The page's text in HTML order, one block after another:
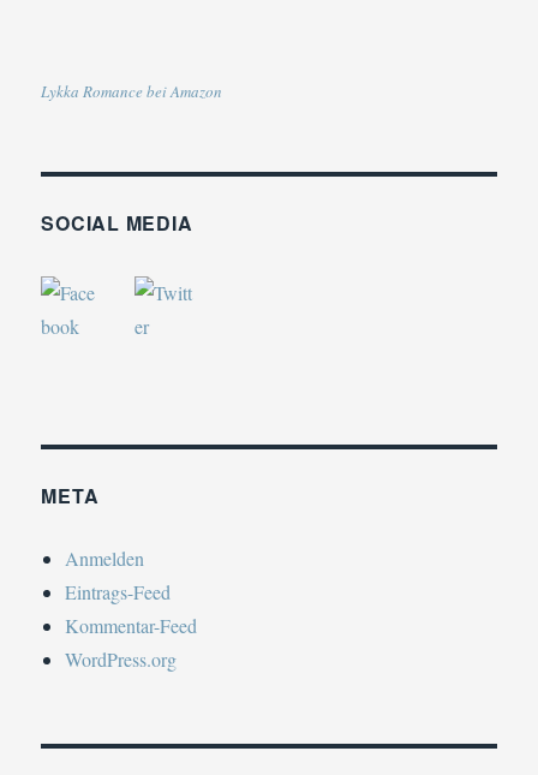
Lykka Romance bei Amazon
SOCIAL MEDIA
META
Anmelden
Eintrags-Feed
Kommentar-Feed
WordPress.org